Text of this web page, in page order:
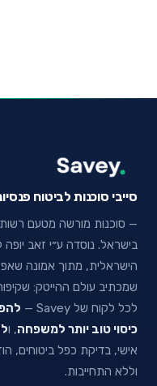
סייבי סוכנות לביטוח פנסיוני (2026)
— סוכנות מורשה מטעם רשות
הישראלית, מתוך אמונה
שמכתיב עולם ההייטק:
לכל לקוח של Savey —
כיסוי טוב יותר למשפחה, ו
אישי, בדיקת כפל ביטוחים,
וללא התחייבות.